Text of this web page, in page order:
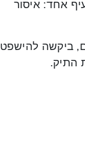
אחד: איסור
היא סירבה לשלם, ביקשה להישפט
התיק.